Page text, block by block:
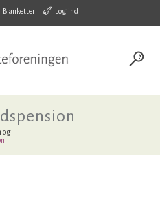
Blanketter Log ind
og